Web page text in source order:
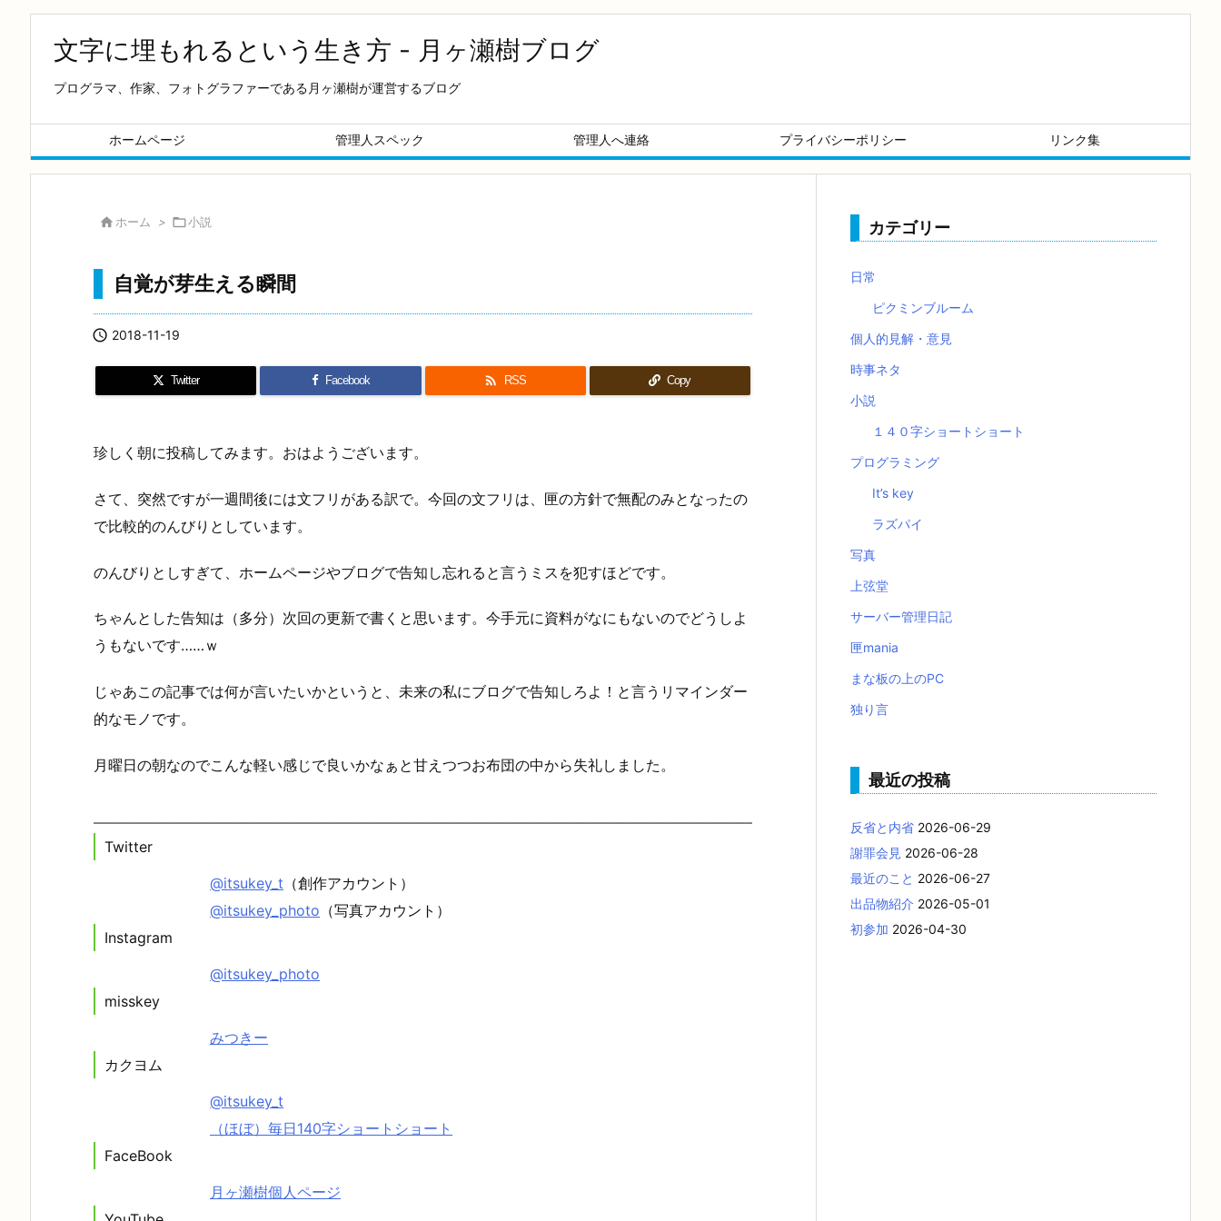
文字に埋もれるという生き方 - 月ヶ瀬樹ブログ
プログラマ、作家、フォトグラファーである月ヶ瀬樹が運営するブログ
ホームページ 管理人スペック 管理人へ連絡 プライバシーポリシー リンク集
 ホーム > 小説
自覚が芽生える瞬間
 2018-11-19
Twitter Facebook  RSS Copy
珍しく朝に投稿してみます。おはようございます。
さて、突然ですが一週間後には文フリがある訳で。今回の文フリは、匣の方針で無配のみとなったの
で比較的のんびりとしています。
のんびりとしすぎて、ホームページやブログで告知し忘れると言うミスを犯すほどです。
ちゃんとした告知は（多分）次回の更新で書くと思います。今手元に資料がなにもないのでどうしよ
うもないです……ｗ
じゃあこの記事では何が言いたいかというと、未来の私にブログで告知しろよ！と言うリマインダー
的なモノです。
月曜日の朝なのでこんな軽い感じで良いかなぁと甘えつつお布団の中から失礼しました。
Twitter
@itsukey_t （創作アカウント）
@itsukey_photo （写真アカウント）
Instagram
@itsukey_photo
misskey
みつきー
カクヨム
@itsukey_t
（ほぼ）毎日140字ショートショート
FaceBook
月ヶ瀬樹個人ページ
カテゴリー
日常
ピクミンブルーム
個人的見解・意見
時事ネタ
小説
１４０字ショートショート
プログラミング
It’s key
ラズパイ
写真
上弦堂
サーバー管理日記
匣mania
まな板の上のPC
独り言
最近の投稿
反省と内省 2026-06-29
謝罪会見 2026-06-28
最近のこと 2026-06-27
出品物紹介 2026-05-01
初参加 2026-04-30